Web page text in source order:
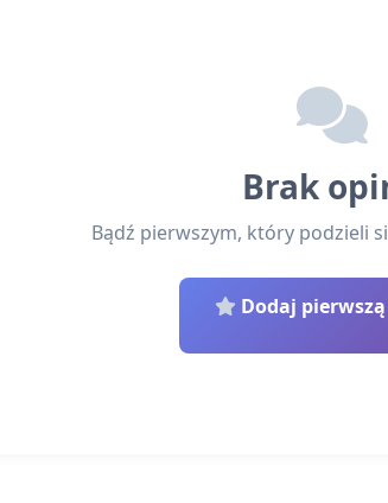
Brak
Bądź pierwszym, który podzieli
Dodaj